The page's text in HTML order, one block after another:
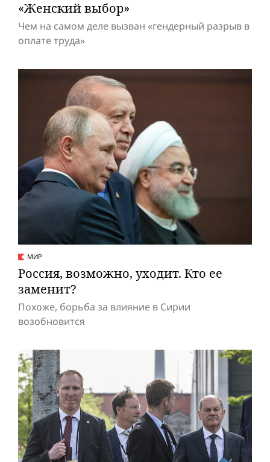
«Женский выбор»
Чем на самом деле вызван «гендерный разрыв в
оплате труда»
МИР
Россия, возможно, уходит. Кто ее
заменит?
Похоже, борьба за влияние в Сирии
возобновится